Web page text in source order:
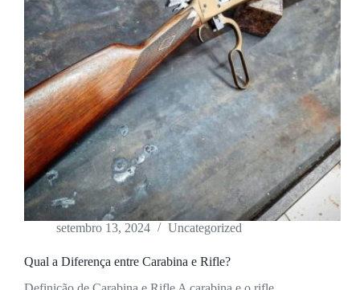
setembro 13, 2024 Uncategorized
Qual a Diferença entre Carabina e Rifle?